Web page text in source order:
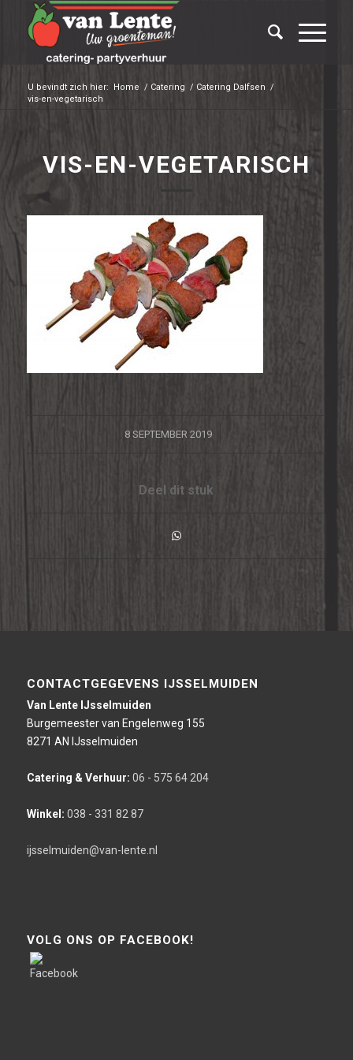
U bevindt zich hier: Home / Catering / Catering Dalfsen /
vis-en-vegetarisch
VIS-EN-VEGETARISCH
8 SEPTEMBER 2019
/
Deel dit stuk
CONTACTGEGEVENS IJSSELMUIDEN
Van Lente IJsselmuiden
Burgemeester van Engelenweg 155
8271 AN IJsselmuiden
Catering & Verhuur: 06 - 575 64 204
Winkel: 038 - 331 82 87
ijsselmuiden@van-lente.nl
VOLG ONS OP FACEBOOK!